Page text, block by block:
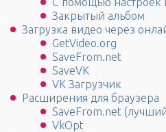
Закрытый альбом
Загрузка видео через
GetVideo.org
SaveFrom.net
SaveVK
VK Загрузчик
Расширения для браузера
SaveFrom.net
VkOpt